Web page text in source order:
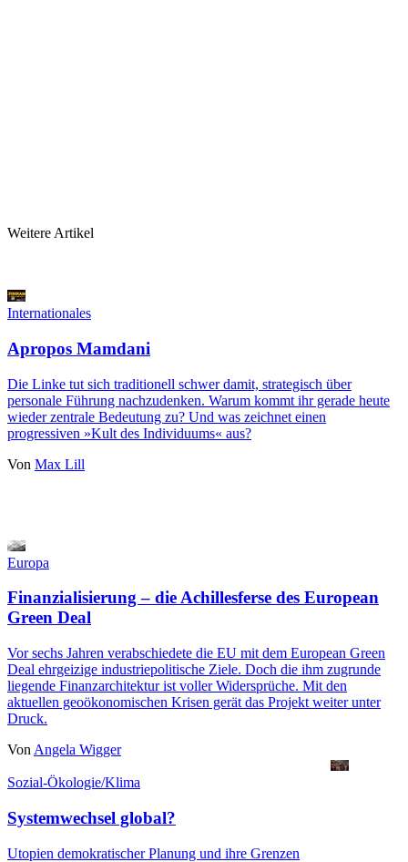
Weitere Artikel
Internationales
Apropos Mamdani
Die Linke tut sich traditionell schwer damit, strategisch über
personale Führung nachzudenken. Warum kommt ihr gerade heute
wieder zentrale Bedeutung zu? Und was zeichnet einen
progressiven »Kult des Individuums« aus?
Von Max Lill
Europa
Finanzialisierung – die Achillesferse des European
Green Deal
Vor sechs Jahren verabschiedete die EU mit dem European Green
Deal ehrgeizige industriepolitische Ziele. Doch die ihm zugrunde
liegende Finanzarchitektur ist voller Widersprüche. Mit den
aktuellen geoökonomischen Krisen gerät das Projekt weiter unter
Druck.
Von Angela Wigger
Sozial-Ökologie/Klima
Systemwechsel global?
Utopien demokratischer Planung und ihre Grenzen